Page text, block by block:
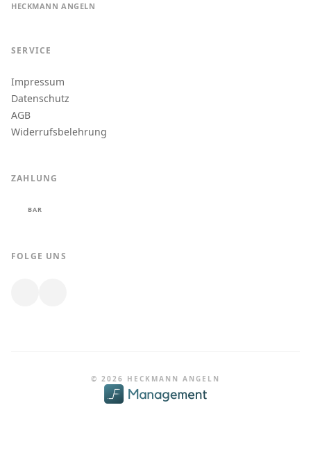
HECKMANN ANGELN
SERVICE
Impressum
Datenschutz
AGB
Widerrufsbelehrung
ZAHLUNG
BAR
FOLGE UNS
© 2026 HECKMANN ANGELN